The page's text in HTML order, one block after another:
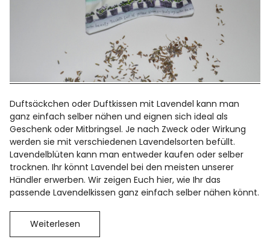
Duftsäckchen oder Duftkissen mit Lavendel kann man
ganz einfach selber nähen und eignen sich ideal als
Geschenk oder Mitbringsel. Je nach Zweck oder Wirkung
werden sie mit verschiedenen Lavendelsorten befüllt.
Lavendelblüten kann man entweder kaufen oder selber
trocknen. Ihr könnt Lavendel bei den meisten unserer
Händler erwerben. Wir zeigen Euch hier, wie Ihr das
passende Lavendelkissen ganz einfach selber nähen könnt.
Weiterlesen